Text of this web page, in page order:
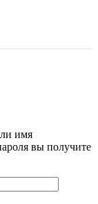
имя
вы получите